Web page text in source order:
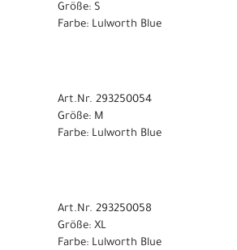
Größe: S
Farbe: Lulworth Blue
Art.Nr. 293250054
Größe: M
Farbe: Lulworth Blue
Art.Nr. 293250058
Größe: XL
Farbe: Lulworth Blue